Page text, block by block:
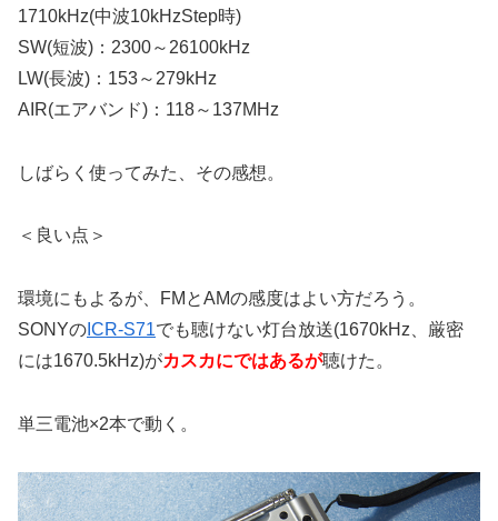
1710kHz(中波10kHzStep時)
SW(短波)：2300～26100kHz
LW(長波)：153～279kHz
AIR(エアバンド)：118～137MHz
しばらく使ってみた、その感想。
＜良い点＞
環境にもよるが、FMとAMの感度はよい方だろう。
SONYの ICR-S71でも聴けない灯台放送(1670kHz、厳密
には1670.5kHz)がカスカにではあるが聴けた。
単三電池×2本で動く。